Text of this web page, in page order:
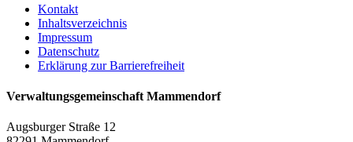
Kontakt
Inhaltsverzeichnis
Impressum
Datenschutz
Erklärung zur Barrierefreiheit
Verwaltungsgemeinschaft Mammendorf
Augsburger Straße 12